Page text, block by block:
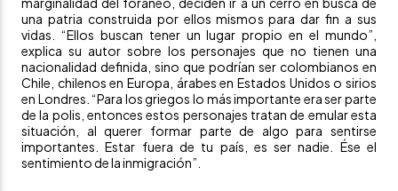
una patria construida por ellos mismos para dar fin a sus
vidas. “Ellos buscan tener un lugar propio en el mundo”,
explica su autor sobre los personajes que no tienen una
nacionalidad definida, sino que podrían ser colombianos en
Chile, chilenos en Europa, árabes en Estados Unidos o sirios
en Londres. “Para los griegos lo más importante era ser parte
de la polis, entonces estos personajes tratan de emular esta
situación, al querer formar parte de algo para sentirse
importantes. Estar fuera de tu país, es ser nadie. Ése el
sentimiento de la inmigración”.